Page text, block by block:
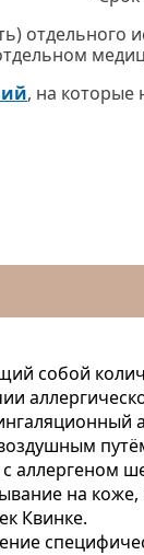
отдельного
, на которые
собой
с
на
Квинке.